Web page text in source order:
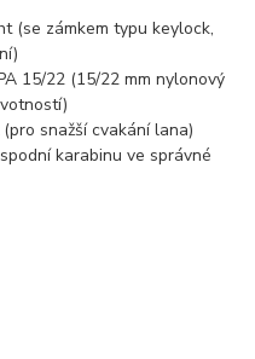
(se zámkem typu keylock,
15/22 (15/22 mm nylonový
snažší cvakání lana)
karabinu ve správné